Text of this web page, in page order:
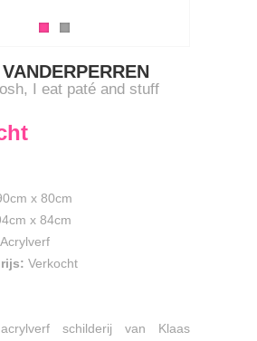
I eat paté and stuff
x 80cm
x 84cm
Acrylverf
Verkocht
schilderij van Klaas